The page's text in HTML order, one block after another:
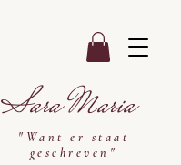
Sara Maria
"Want er staat
geschreven"